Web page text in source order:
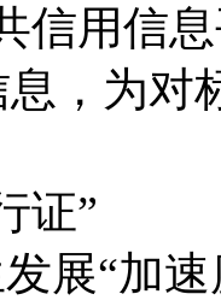
信用信
，为对
证”
展“加速